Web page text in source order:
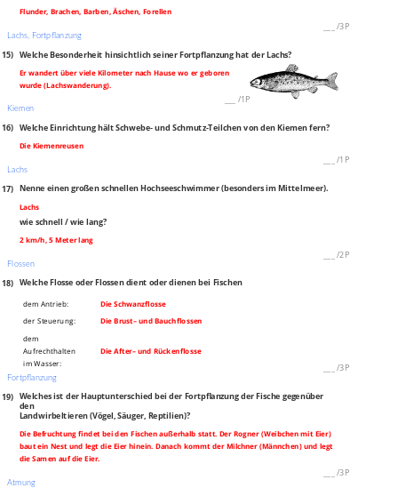
Flunder, Brachen, Barben, Äschen, Forellen
/3P
Lachs, Fortpflanzung
15) Welche Besonderheit hinsichtlich seiner Fortpflanzung hat der Lachs?
Er wandert über viele Kilometer nach Hause wo er geboren
wurde (Lachswanderung).
/1P
Kiemen
16) Welche Einrichtung hält Schwebe‐ und Schmutz‐Teilchen von den Kiemen fern?
Die Kiemenreusen
/1P
Lachs
17) Nenne einen großen schnellen Hochseeschwimmer (besonders im Mittelmeer).
Lachs
wie schnell / wie lang?
2 km/h, 5 Meter lang
/2P
Flossen
18) Welche Flosse oder Flossen dient oder dienen bei Fischen
dem Antrieb:
Die Schwanzflosse
der Steuerung:
Die Brust– und Bauchflossen
dem
Aufrechthalten
im Wasser:
Die After– und Rückenflosse
/3P
Fortpflanzung
19)
Welches ist der Hauptunterschied bei der Fortpflanzung der Fische gegenüber
den
Landwirbeltieren (Vögel, Säuger, Reptilien)?
Die Befruchtung findet bei den Fischen außerhalb statt. Der Rogner (Weibchen mit Eier)
baut ein Nest und legt die Eier hinein. Danach kommt der Milchner (Männchen) und legt
die Samen auf die Eier.
/3P
Atmung